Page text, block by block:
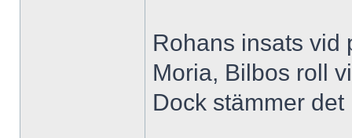
Rohans insats vid
Moria, Bilbos roll
Dock stämmer